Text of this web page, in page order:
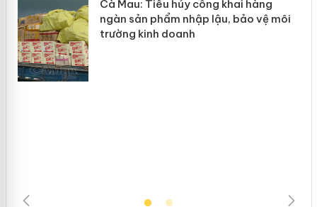
Hưng Yên: Xử lý 6 hộ kinh doanh bán
hàng giả mạo nhãn hiệu Adidas, Nike